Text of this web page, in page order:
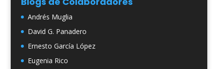
Andrés Muglia
David G. Panadero
Ernesto García López
Eugenia Rico